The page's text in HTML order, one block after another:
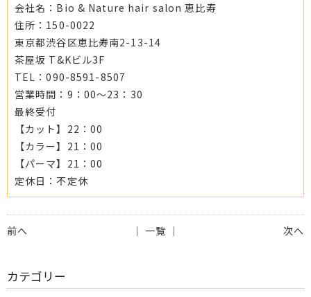
会社名：Bio & Nature hair salon 恵比寿
住所：150-0022
東京都渋谷区恵比寿南2-13-14
茶屋坂 T&Kビル3F
TEL：090-8591-8507
営業時間：9：00～23：30
最終受付
【カット】22：00
【カラー】21：00
【パーマ】21：00
定休日：不定休
前へ 次へ
│ 一覧 │
カテゴリー